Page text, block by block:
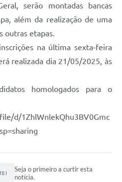
serão montadas bancas
além da realização de uma
outras etapas.
na última sexta-feira
realizada dia 21/05/2025, às
homologados para o
d/1ZhlWnlekQhu3BV0Gmc
Seja o primeiro a curtir esta
notícia.